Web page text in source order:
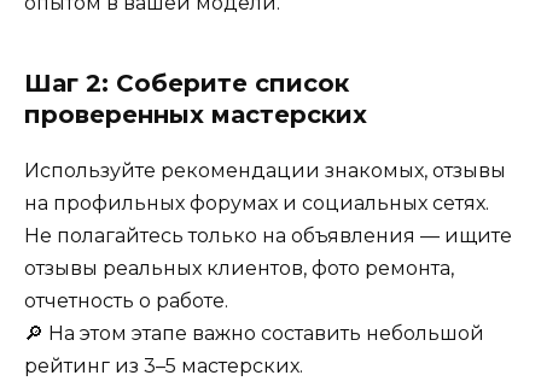
Шаг 2: Соберите список
проверенных мастерских
Используйте рекомендации знакомых, отзывы
на профильных форумах и социальных сетях.
Не полагайтесь только на объявления — ищите
отзывы реальных клиентов, фото ремонта,
отчетность о работе.
🔎 На этом этапе важно составить небольшой
рейтинг из 3–5 мастерских.